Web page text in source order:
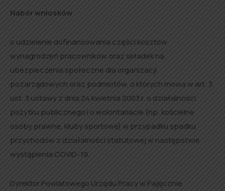
Nabór wniosków
o udzielenie dofinansowania części kosztów
wynagrodzeń pracowników oraz składek na
ubezpieczenia społeczne dla organizacji
pozarządowych oraz podmiotów, o których mowa w art. 3
ust. 3 ustawy z dnia 24 kwietnia 2003 r. o działalności
pożytku publicznego i o wolontariacie (np. kościelne
osoby prawne, kluby sportowe) w przypadku spadku
przychodów z działalności statutowej w następstwie
wystąpienia COVID-19.
Dyrektor Powiatowego Urzędu Pracy w Pajęcznie